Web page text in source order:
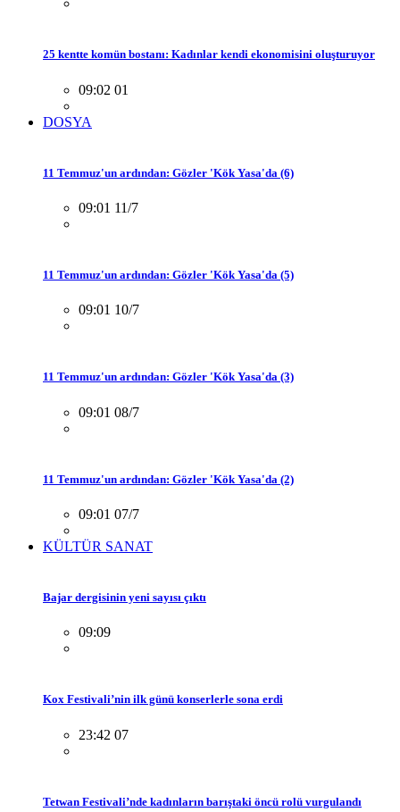
25 kentte komün bostanı: Kadınlar kendi ekonomisini oluşturuyor
09:02 01
DOSYA
11 Temmuz'un ardından: Gözler 'Kök Yasa'da (6)
09:01 11/7
11 Temmuz'un ardından: Gözler 'Kök Yasa'da (5)
09:01 10/7
11 Temmuz'un ardından: Gözler 'Kök Yasa'da (3)
09:01 08/7
11 Temmuz'un ardından: Gözler 'Kök Yasa'da (2)
09:01 07/7
KÜLTÜR SANAT
Bajar dergisinin yeni sayısı çıktı
09:09
Kox Festivali’nin ilk günü konserlerle sona erdi
23:42 07
Tetwan Festivali’nde kadınların barıştaki öncü rolü vurgulandı